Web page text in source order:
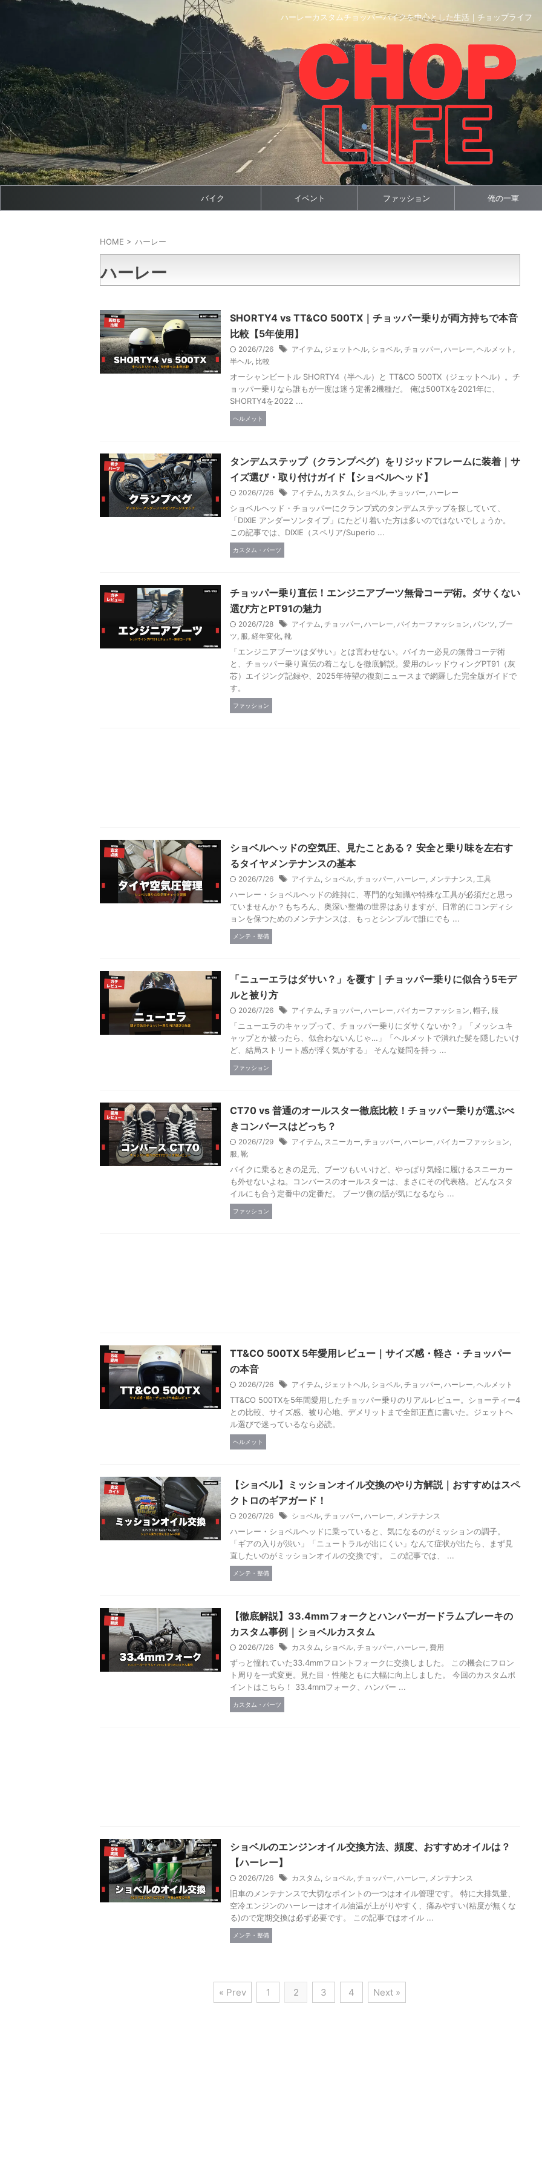
ハーレーカスタムチョッパーバイクを中心とした生活｜チョップライフ
バイク イベント ファッション 俺の一軍
HOME > ハーレー
ハーレー
SHORTY4 vs TT&CO 500TX｜チョッパー乗りが両方持ちで本音
比較【5年使用】
2026/7/26 アイテム, ジェットヘル, ショベル, チョッパー, ハーレー, ヘルメット ,
半ヘル, 比較
オーシャンビートル SHORTY4（半ヘル）と TT&CO 500TX（ジェットヘル）。チ
ョッパー乗りなら誰もが一度は迷う定番2機種だ。 俺は500TXを2021年に、
SHORTY4を2022 ...
ヘルメット
タンデムステップ（クランプペグ）をリジッドフレームに装着｜サ
イズ選び・取り付けガイド【ショベルヘッド】
2026/7/26 アイテム, カスタム, ショベル, チョッパー, ハーレー
ショベルヘッド・チョッパーにクランプ式のタンデムステップを探していて、
「DIXIE アンダーソンタイプ」にたどり着いた方は多いのではないでしょうか。
この記事では、DIXIE（スペリア/Superio ...
カスタム・パーツ
チョッパー乗り直伝！エンジニアブーツ無骨コーデ術。ダサくない
選び方とPT91の魅力
2026/7/28 アイテム, チョッパー, ハーレー, バイカーファッション, パンツ, ブー
ツ, 服, 経年変化, 靴
「エンジニアブーツはダサい」とは言わせない。バイカー必見の無骨コーデ術
と、チョッパー乗り直伝の着こなしを徹底解説。愛用のレッドウィングPT91（灰
芯）エイジング記録や、2025年待望の復刻ニュースまで網羅した完全版ガイドで
す。
ファッション
ショベルヘッドの空気圧、見たことある？ 安全と乗り味を左右す
るタイヤメンテナンスの基本
2026/7/26 アイテム, ショベル, チョッパー, ハーレー, メンテナンス, 工具
ハーレー・ショベルヘッドの維持に、専門的な知識や特殊な工具が必須だと思っ
ていませんか？もちろん、奥深い整備の世界はありますが、日常的にコンディシ
ョンを保つためのメンテナンスは、もっとシンプルで誰にでも ...
メンテ・整備
「ニューエラはダサい？」を覆す｜チョッパー乗りに似合う5モデ
ルと被り方
2026/7/26 アイテム, チョッパー, ハーレー, バイカーファッション, 帽子, 服
「ニューエラのキャップって、チョッパー乗りにダサくないか？」「メッシュキ
ャップとか被ったら、似合わないんじゃ…」「ヘルメットで潰れた髪を隠したいけ
ど、結局ストリート感が浮く気がする」 そんな疑問を持っ ...
ファッション
CT70 vs 普通のオールスター徹底比較！チョッパー乗りが選ぶべ
きコンバースはどっち？
2026/7/29 アイテム, スニーカー, チョッパー, ハーレー, バイカーファッション,
服, 靴
バイクに乗るときの足元、ブーツもいいけど、やっぱり気軽に履けるスニーカー
も外せないよね。コンバースのオールスターは、まさにその代表格。どんなスタ
イルにも合う定番中の定番だ。 ブーツ側の話が気になるなら ...
ファッション
TT&CO 500TX 5年愛用レビュー｜サイズ感・軽さ・チョッパー
の本音
2026/7/26 アイテム, ジェットヘル, ショベル, チョッパー, ハーレー, ヘルメット
TT&CO 500TXを5年間愛用したチョッパー乗りのリアルレビュー。ショーティー4
との比較、サイズ感、被り心地、デメリットまで全部正直に書いた。ジェットヘ
ル選びで迷っているなら必読。
ヘルメット
【ショベル】ミッションオイル交換のやり方解説｜おすすめはスペ
クトロのギアガード！
2026/7/26 ショベル, チョッパー, ハーレー, メンテナンス
ハーレー・ショベルヘッドに乗っていると、気になるのがミッションの調子。
「ギアの入りが渋い」「ニュートラルが出にくい」なんて症状が出たら、まず見
直したいのがミッションオイルの交換です。 この記事では、 ...
メンテ・整備
【徹底解説】33.4mmフォークとハンバーガードラムブレーキの
カスタム事例｜ショベルカスタム
2026/7/26 カスタム, ショベル, チョッパー, ハーレー, 費用
ずっと憧れていた33.4mmフロントフォークに交換しました。 この機会にフロン
ト周りを一式変更。見た目・性能ともに大幅に向上しました。 今回のカスタムポ
イントはこちら！ 33.4mmフォーク、ハンバー ...
カスタム・パーツ
ショベルのエンジンオイル交換方法、頻度、おすすめオイルは？
【ハーレー】
2026/7/26 カスタム, ショベル, チョッパー, ハーレー, メンテナンス
旧車のメンテナンスで大切なポイントの一つはオイル管理です。 特に大排気量、
空冷エンジンのハーレーはオイル油温が上がりやすく、痛みやすい(粘度が無くな
る)ので定期交換は必ず必要です。 この記事ではオイル ...
メンテ・整備
« Prev 1 2 3 4 Next »